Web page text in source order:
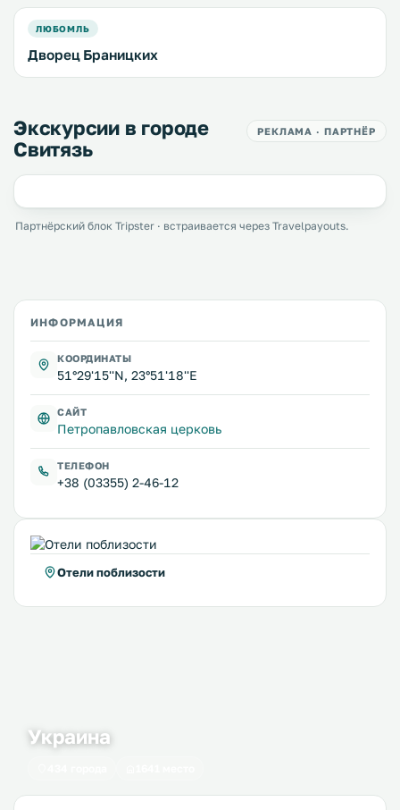
ЛЮБОМЛЬ
Дворец Браницких
Экскурсии в городе
Свитязь
РЕКЛАМА · ПАРТНЁР
Партнёрский блок Tripster · встраивается через Travelpayouts.
ИНФОРМАЦИЯ
КООРДИНАТЫ
51°29'15''N, 23°51'18''E
САЙТ
Петропавловская церковь
ТЕЛЕФОН
+38 (03355) 2-46-12
Отели поблизости
Украина